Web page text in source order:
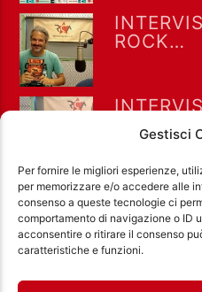
Gestisci
Per fornire le migliori esperienze,
per memorizzare e/o accedere alle
consenso a queste tecnologie ci
comportamento di navigazione o ID
acconsentire o ritirare il consenso
caratteristiche e funzioni.
ROCK
AD
2026
ROSATI
FAVOLE
Ass. Cult. Dissociazione -
Città Aperta via di Casal